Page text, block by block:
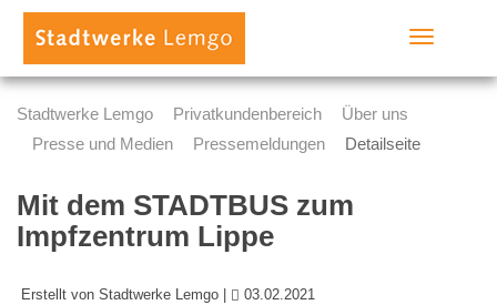
Toggle
Stadtwerke Lemgo Privatkundenbereich
Über uns
Presse und Medien
Pressemeldungen Detailseite
Mit dem STADTBUS zum
Impfzentrum Lippe
Erstellt von Stadtwerke Lemgo | 03.02.2021